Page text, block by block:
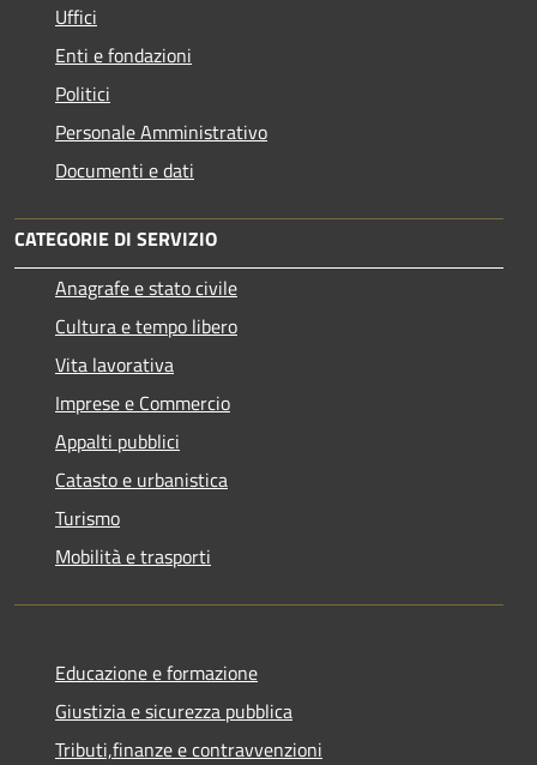
Uffici
Enti e fondazioni
Politici
Personale Amministrativo
Documenti e dati
CATEGORIE DI SERVIZIO
Anagrafe e stato civile
Cultura e tempo libero
Vita lavorativa
Imprese e Commercio
Appalti pubblici
Catasto e urbanistica
Turismo
Mobilità e trasporti
Educazione e formazione
Giustizia e sicurezza pubblica
Tributi,finanze e contravvenzioni